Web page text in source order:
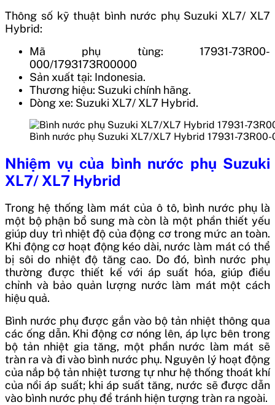
Thông số kỹ thuật bình nước phụ Suzuki XL7/ XL7
Hybrid:
Mã phụ tùng: 17931-73R00-
000/1793173R00000
Sản xuất tại: Indonesia.
Thương hiệu: Suzuki chính hãng.
Dòng xe: Suzuki XL7/ XL7 Hybrid.
Bình nước phụ Suzuki XL7/XL7 Hybrid 17931-
Nhiệm vụ của bình nước phụ Suzuki
XL7/ XL7 Hybrid
Trong hệ thống làm mát của ô tô, bình nước phụ là
một bộ phận bổ sung mà còn là một phần thiết yếu
giúp duy trì nhiệt độ của động cơ trong mức an toàn.
Khi động cơ hoạt động kéo dài, nước làm mát có thể
bị sôi do nhiệt độ tăng cao. Do đó, bình nước phụ
thường được thiết kế với áp suất hóa, giúp điều
chỉnh và bảo quản lượng nước làm mát một cách
hiệu quả.
Bình nước phụ được gắn vào bộ tản nhiệt thông qua
các ống dẫn. Khi động cơ nóng lên, áp lực bên trong
bộ tản nhiệt gia tăng, một phần nước làm mát sẽ
tràn ra và đi vào bình nước phụ. Nguyên lý hoạt động
của nắp bộ tản nhiệt tương tự như hệ thống thoát khí
của nồi áp suất; khi áp suất tăng, nước sẽ được dẫn
vào bình nước phụ để tránh hiện tượng tràn ra ngoài.